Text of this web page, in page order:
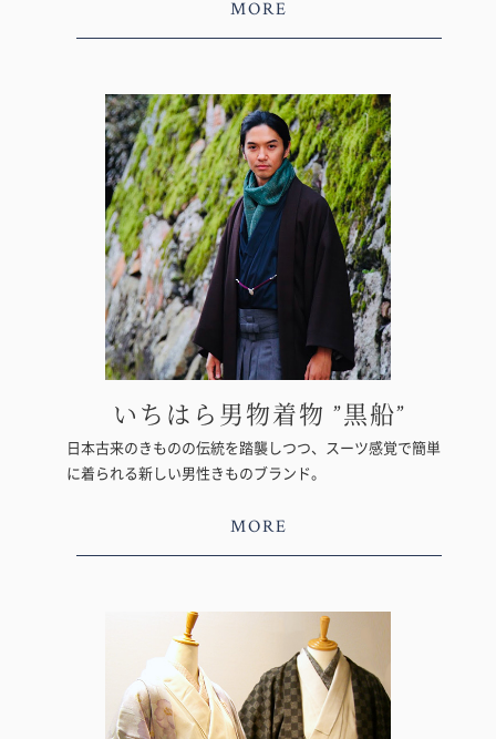
MORE
いちはら男物着物 ”黒船”
日本古来のきものの伝統を踏襲しつつ、スーツ感覚で簡単
に着られる新しい男性きものブランド。
MORE